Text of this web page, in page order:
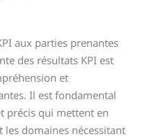
aux parties prenantes
des résultats KPI est
et
Il est fondamental
précis qui mettent en
les domaines nécessitant